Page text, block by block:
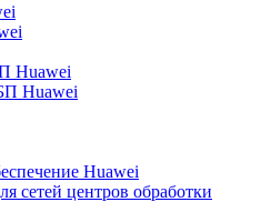
Huawei
Huawei
Huawei
сетей центров обработки